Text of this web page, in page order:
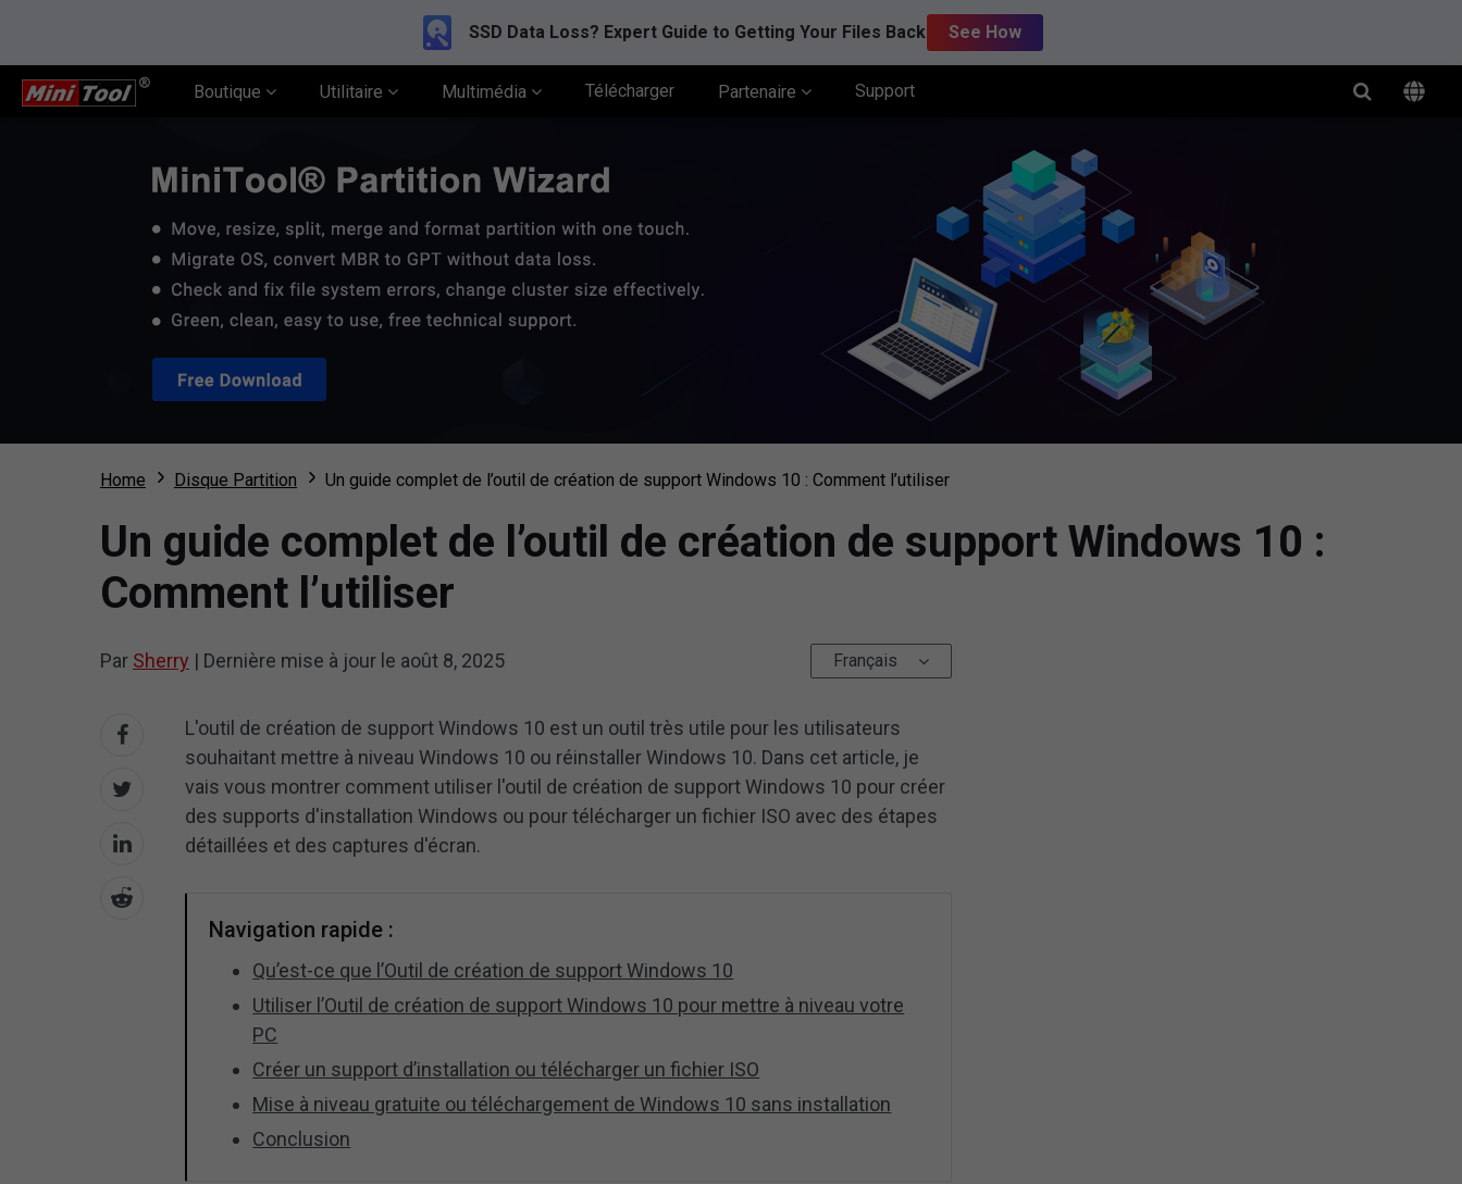
SSD Data Loss? Expert Guide to Getting Your Files Back See How
Boutique Utilitaire Multimédia Télécharger Partenaire Support
Home Disque Partition Un guide complet de l’outil de création de support Windows 10 : Comment l’utiliser
Un guide complet de l’outil de création de support Windows 10 :
Comment l’utiliser
Par Sherry | Dernière mise à jour le août 8, 2025 Français
L'outil de création de support Windows 10 est un outil très utile pour les utilisateurs
souhaitant mettre à niveau Windows 10 ou réinstaller Windows 10. Dans cet article, je
vais vous montrer comment utiliser l'outil de création de support Windows 10 pour créer
des supports d'installation Windows ou pour télécharger un fichier ISO avec des étapes
détaillées et des captures d'écran.
Navigation rapide :
Qu’est-ce que l’Outil de création de support Windows 10
Utiliser l’Outil de création de support Windows 10 pour mettre à niveau votre
PC
Créer un support d’installation ou télécharger un fichier ISO
Mise à niveau gratuite ou téléchargement de Windows 10 sans installation
Conclusion